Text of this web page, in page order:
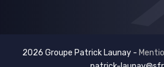
2026 Groupe Patrick Launay -